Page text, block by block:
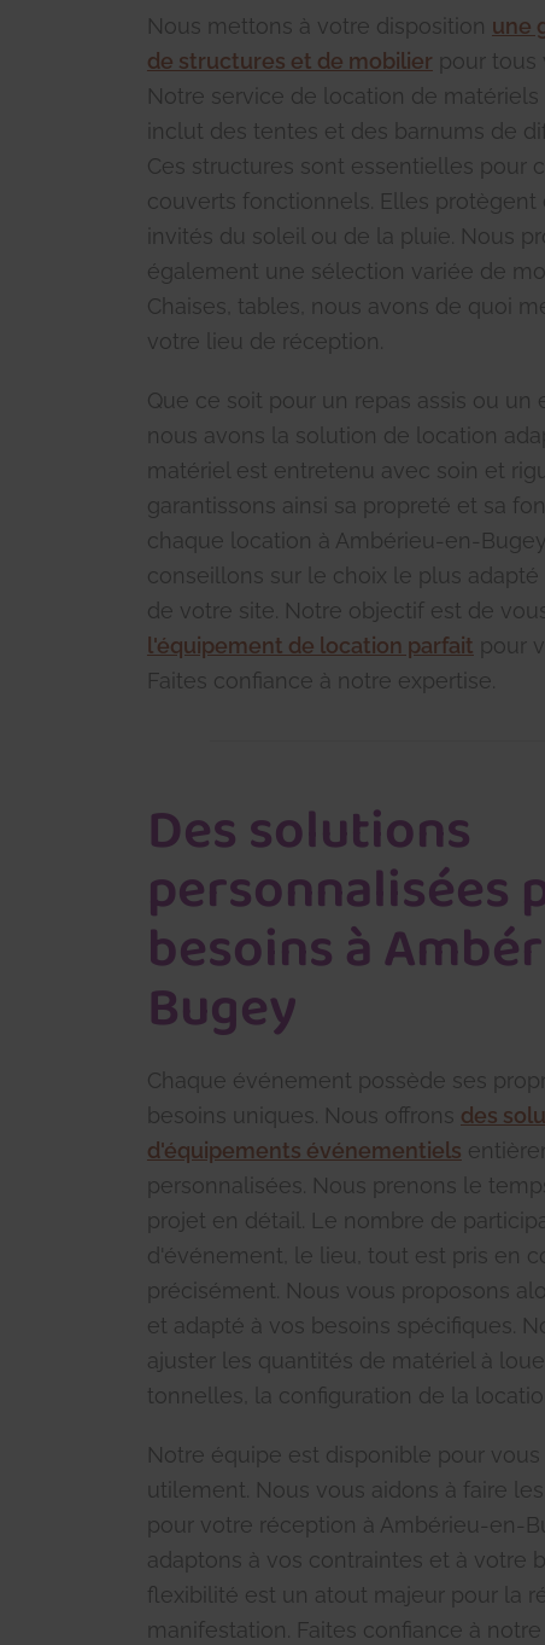
Nous mettons à votre disposition une
de structures et de mobilier pour tous
Notre service de location de
inclut des tentes et des barnums de
Ces structures sont essentielles pour
couverts fonctionnels. Elles protègent
invités du soleil ou de la pluie. Nous
également une sélection variée de
Chaises, tables, nous avons de quoi
votre lieu de réception.
Que ce soit pour un repas assis ou un
nous avons la solution de location
matériel est entretenu avec soin et
garantissons ainsi sa propreté et sa
chaque location à Ambérieu-en-
conseillons sur le choix le plus adapté
de votre site. Notre objectif est de
l'équipement de location parfait pour
Faites confiance à notre expertise.
Des solutions
personnalisées
besoins à
Bugey
Chaque événement possède ses
besoins uniques. Nous offrons des
d'équipements événementiels
personnalisées. Nous prenons le
projet en détail. Le nombre de
d'événement, le lieu, tout est pris en
précisément. Nous vous proposons
et adapté à vos besoins spécifiques.
ajuster les quantités de matériel à
tonnelles, la configuration de la
Notre équipe est disponible pour
utilement. Nous vous aidons à faire
pour votre réception à Ambérieu-en-
adaptons à vos contraintes et à votre
flexibilité est un atout majeur pour la
manifestation. Faites confiance à